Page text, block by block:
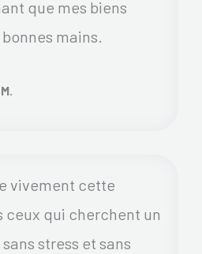
que mes biens
mains.
vivement cette
ceux qui cherchent un
stress et sans